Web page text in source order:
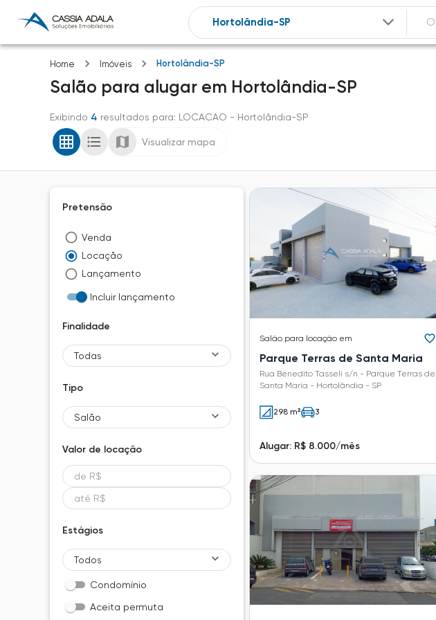
Home Imóveis Hortolândia-SP
Salão para alugar em Hortolândia-SP
Exibindo 4 resultados para: LOCACAO - Hortolândia-SP
Visualizar mapa
Pretensão
Venda
Locação
Lançamento
Incluir lançamento
Finalidade
Todas
Tipo
Salão
Valor de locação
Estágios
Todos
Condomínio
Aceita permuta
Salão para locação em
Parque Terras de Santa Maria
Rua Benedito Tasseli s/n - Parque Terras de
Santa Maria - Hortolândia - SP
298 m² 3
Alugar: R$ 8.000/mês